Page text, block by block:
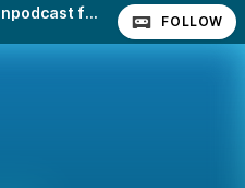
Uptied – Der Nachrichtenpodcast für Ostfriesland FOLLOW